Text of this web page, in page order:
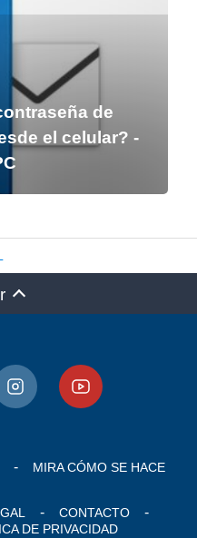
de
el celular? -
MIRA CÓMO SE HACE
CONTACTO
DE PRIVACIDAD